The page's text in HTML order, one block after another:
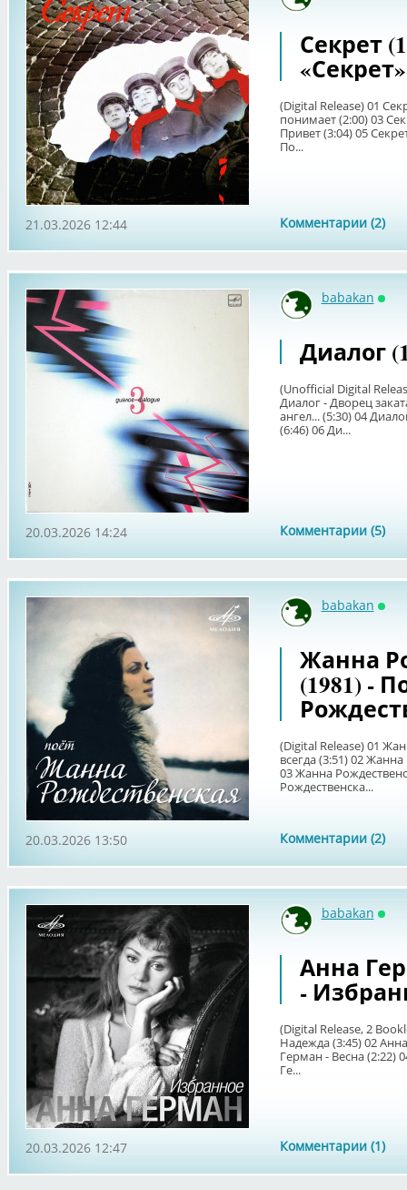
Секрет
«Секрет»
(Digital Release) 01
понимает (2:00) 03
Привет (3:04) 05
По...
Комментарии (2)
21.03.2026 12:44
babakan
Диалог
(Unofficial Digital
Диалог - Дворец
ангел... (5:30) 04
(6:46) 06 Ди...
Комментарии (5)
20.03.2026 14:24
babakan
Жанна
(1981) -
(Digital Release) 01
всегда (3:51) 02
03 Жанна
Рождественска...
Комментарии (2)
20.03.2026 13:50
babakan
Анна
-
(Digital Release, 2
Надежда (3:45) 02
Герман - Весна (2:22)
Ге...
Комментарии (1)
20.03.2026 12:47